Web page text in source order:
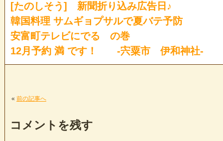
[たのしそう] 新聞折り込み広告日♪
韓国料理 サムギョプサルで夏バテ予防
安富町テレビにでる の巻
12月予約 満 です！ -宍粟市 伊和神社-
« 前の記事へ
コメントを残す